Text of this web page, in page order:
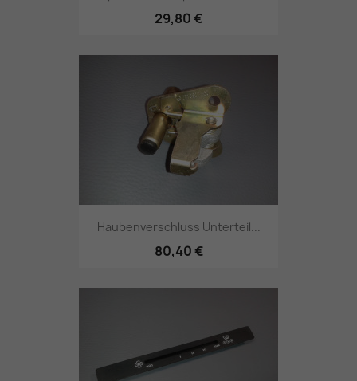
29,80 €
Haubenverschluss Unterteil...
80,40 €